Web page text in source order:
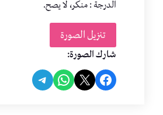
الدرجة : منكر، لا يصح.
تنزيل الصورة
شارك الصورة:
Share on Facebook
Share on X
Share on WhatsApp
Share on Telegram